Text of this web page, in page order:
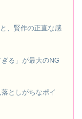
、賢作の正直な感
る」が最大のNG
としがちなポイ